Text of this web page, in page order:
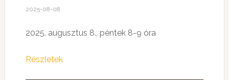
2025-08-08
2025. augusztus 8., péntek 8-9 óra
Részletek